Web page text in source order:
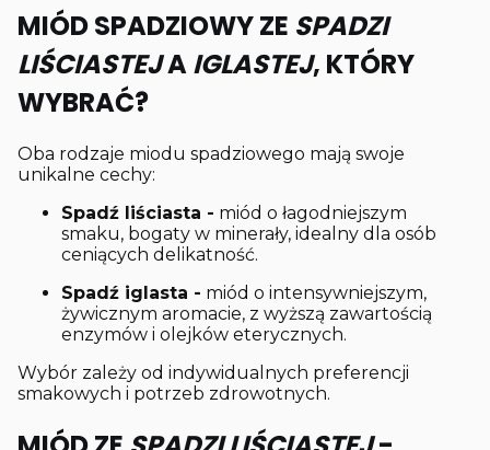
MIÓD SPADZIOWY ZE SPADZI
LIŚCIASTEJAIGLASTEJ, KTÓRY
WYBRAĆ?
Oba rodzaje miodu spadziowego mają swoje
unikalne cechy:
Spadź liściasta - miód o łagodniejszym
smaku, bogaty w minerały, idealny dla osób
ceniących delikatność.
Spadź iglasta - miód o intensywniejszym,
żywicznym aromacie, z wyższą zawartością
enzymów i olejków eterycznych.
Wybór zależy od indywidualnych preferencji
smakowych i potrzeb zdrowotnych.